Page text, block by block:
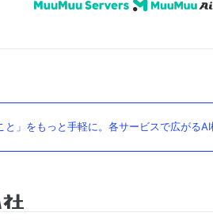
と」をもっと手軽に。各サービスで広がる